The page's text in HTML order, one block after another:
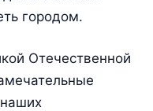
городом.
Отечественной